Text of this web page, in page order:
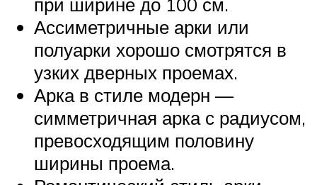
Ассиметричные арки или
полуарки хорошо смотрятся в
узких дверных проемах.
Арка в стиле модерн —
симметричная арка с радиусом,
превосходящим половину
ширины проема.